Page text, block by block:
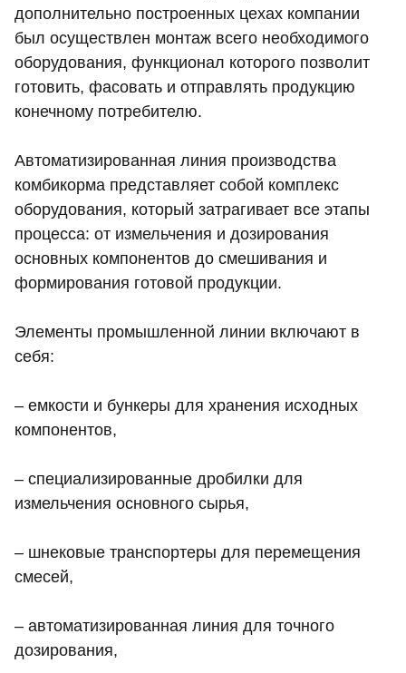
дополнительно построенных цехах компании
был осуществлен монтаж всего необходимого
оборудования, функционал которого позволит
готовить, фасовать и отправлять продукцию
конечному потребителю.
Автоматизированная линия производства
комбикорма представляет собой комплекс
оборудования, который затрагивает все этапы
процесса: от измельчения и дозирования
основных компонентов до смешивания и
формирования готовой продукции.
Элементы промышленной линии включают в
себя:
– емкости и бункеры для хранения исходных
компонентов,
– специализированные дробилки для
измельчения основного сырья,
– шнековые транспортеры для перемещения
смесей,
– автоматизированная линия для точного
дозирования,